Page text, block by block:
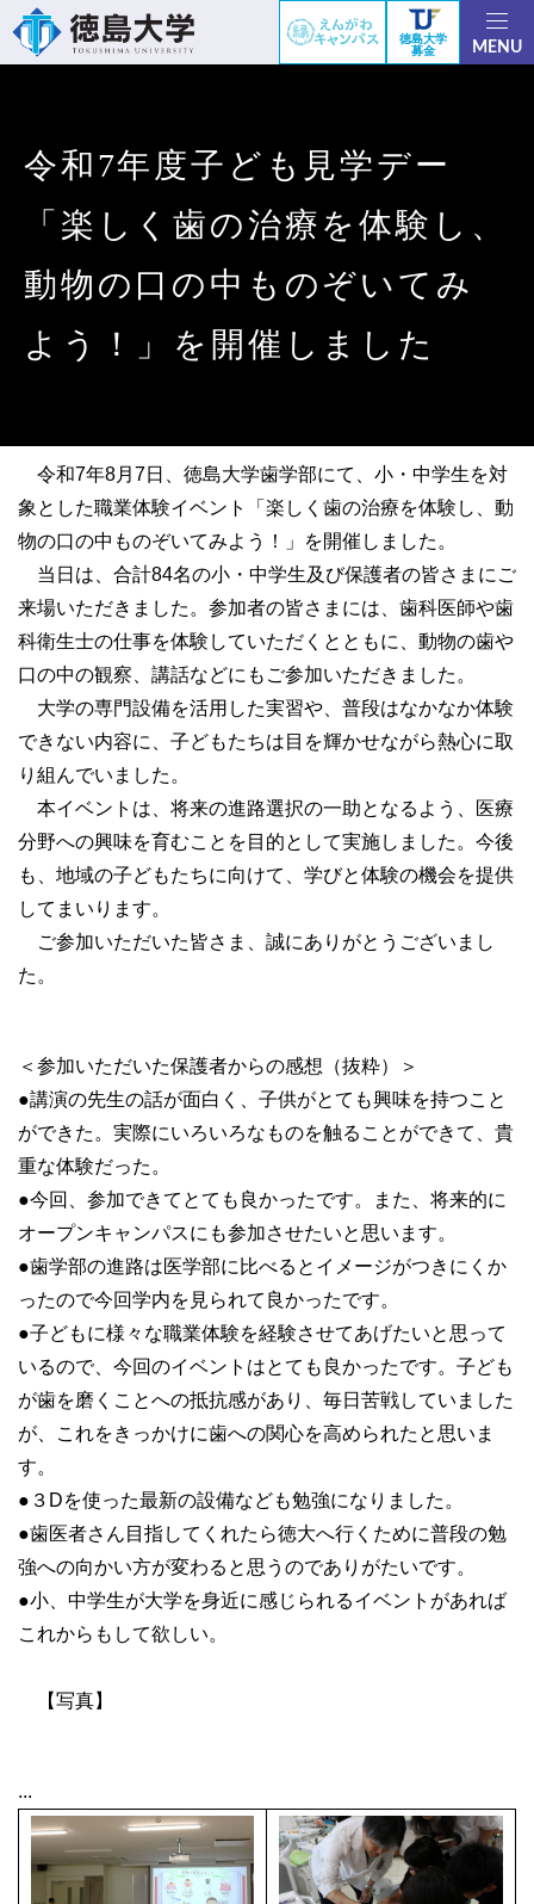
徳島大学
募金
MENU
令和7年度子ども見学デー
「楽しく歯の治療を体験し、
動物の口の中ものぞいてみ
よう！」を開催しました
令和7年8月7日、徳島大学歯学部にて、小・中学生を対
象とした職業体験イベント「楽しく歯の治療を体験し、動
物の口の中ものぞいてみよう！」を開催しました。
当日は、合計84名の小・中学生及び保護者の皆さまにご
来場いただきました。参加者の皆さまには、歯科医師や歯
科衛生士の仕事を体験していただくとともに、動物の歯や
口の中の観察、講話などにもご参加いただきました。
大学の専門設備を活用した実習や、普段はなかなか体験
できない内容に、子どもたちは目を輝かせながら熱心に取
り組んでいました。
本イベントは、将来の進路選択の一助となるよう、医療
分野への興味を育むことを目的として実施しました。今後
も、地域の子どもたちに向けて、学びと体験の機会を提供
してまいります。
ご参加いただいた皆さま、誠にありがとうございまし
た。
＜参加いただいた保護者からの感想（抜粋）＞
●講演の先生の話が面白く、子供がとても興味を持つこと
ができた。実際にいろいろなものを触ることができて、貴
重な体験だった。
●今回、参加できてとても良かったです。また、将来的に
オープンキャンパスにも参加させたいと思います。
●歯学部の進路は医学部に比べるとイメージがつきにくか
ったので今回学内を見られて良かったです。
●子どもに様々な職業体験を経験させてあげたいと思って
いるので、今回のイベントはとても良かったです。子ども
が歯を磨くことへの抵抗感があり、毎日苦戦していました
が、これをきっかけに歯への関心を高められたと思いま
す。
●３Dを使った最新の設備なども勉強になりました。
●歯医者さん目指してくれたら徳大へ行くために普段の勉
強への向かい方が変わると思うのでありがたいです。
●小、中学生が大学を身近に感じられるイベントがあれば
これからもして欲しい。
【写真】
...